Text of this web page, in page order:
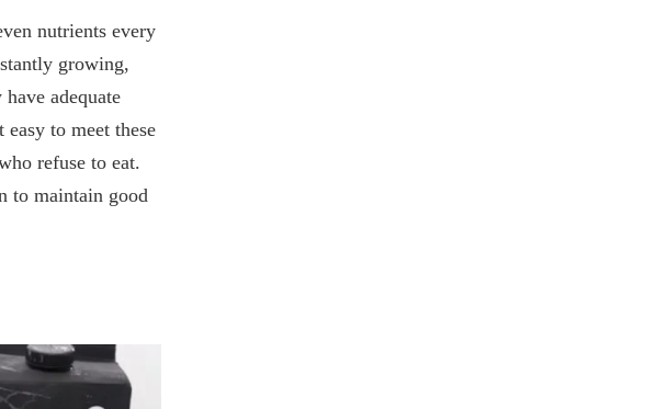
Nutrients
Child
Needs
nutrients every
growing,
adequate
to meet these
refuse to eat.
to maintain good